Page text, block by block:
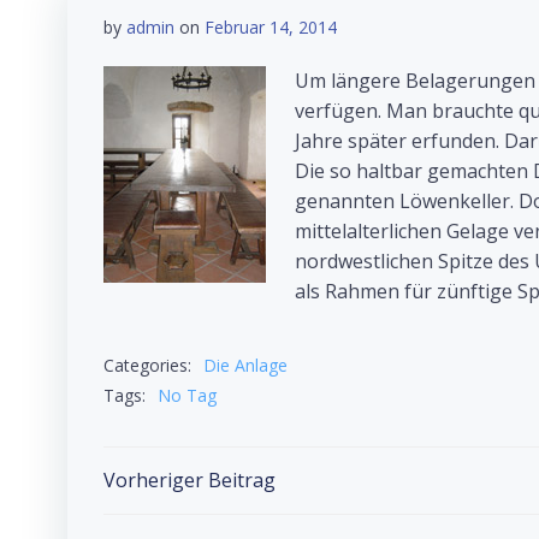
by admin on Februar 14, 2014
Um längere
verfügen. Man brauchte
Jahre später erfunden.
Die so haltbar gemachten
genannten Löwenkeller.
mittelalterlichen Gelage
nordwestlichen Spitze
als Rahmen für zünftige
Categories:
Die Anlage
Tags:
No Tag
Post
Vorheriger Beitrag